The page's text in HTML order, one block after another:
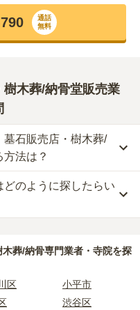
通話
無料
木葬/納骨堂販売業
石販売店・樹木葬/
法は？
は、まず供養方法を決める
業者が変わってくるからで
は「石材店」や「墓石販売
樹木葬や納骨堂を取り扱っ
びましょう。
のように探したらい
どの情報を収集する事が大
となるため、立地や費用な
葬/納骨専門業者・寺院を探
区
小平市
渋谷区